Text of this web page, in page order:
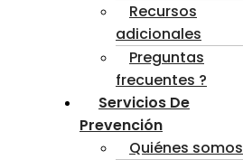
Recursos
adicionales
Preguntas
frecuentes ?
Servicios De
Prevención
Quiénes somos